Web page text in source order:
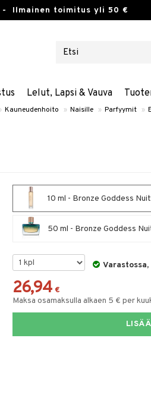
- Ilmainen toimitus yli 50 €
Lelut, Lapsi & Vauva
Kauneudenhoito » Naisille » Parfyymit »
10 ml - Bronze Goddess Nuit
50 ml - Bronze Goddess
26,94 €
Maksa osamaksulla alkaen 5 € per